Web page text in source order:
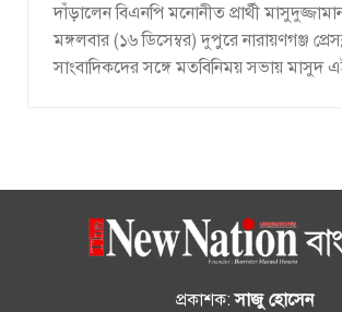
দাঁড়ালেন বিএনপি মনোনীত প্রার্থী
মঙ্গলবার (১৬ ডিসেম্বর) দুপুরে নারায়ণগঞ্জ
সাংবাদিকদের সঙ্গে মতবিনিময় সভায় মাসুদ
প্রকাশক:সাজু হোসেন